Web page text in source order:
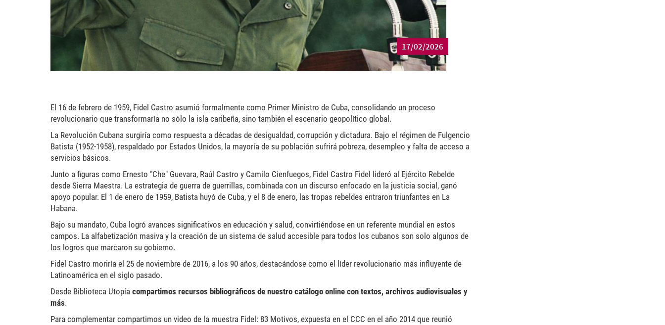
17/02/2026
El 16 de febrero de 1959, Fidel Castro asumió formalmente como Primer Ministro de Cuba, consolidando un proceso
revolucionario que transformaría no sólo la isla caribeña, sino también el escenario geopolítico global.
La Revolución Cubana surgiría como respuesta a décadas de desigualdad, corrupción y dictadura. Bajo el régimen de Fulgencio
Batista (1952-1958), respaldado por Estados Unidos, la mayoría de su población sufrirá pobreza, desempleo y falta de acceso a
servicios básicos.
Junto a figuras como Ernesto "Che" Guevara, Raúl Castro y Camilo Cienfuegos, Fidel Castro Fidel lideró al Ejército Rebelde
desde Sierra Maestra. La estrategia de guerra de guerrillas, combinada con un discurso enfocado en la justicia social, ganó
apoyo popular. El 1 de enero de 1959, Batista huyó de Cuba, y el 8 de enero, las tropas rebeldes entraron triunfantes en La
Habana.
Bajo su mandato, Cuba logró avances significativos en educación y salud, convirtiéndose en un referente mundial en estos
campos. La alfabetización masiva y la creación de un sistema de salud accesible para todos los cubanos son solo algunos de
los logros que marcaron su gobierno.
Fidel Castro moriría el 25 de noviembre de 2016, a los 90 años, destacándose como el líder revolucionario más influyente de
Latinoamérica en el siglo pasado.
Desde Biblioteca Utopía compartimos recursos bibliográficos de nuestro catálogo online con textos, archivos audiovisuales y
más.
Para complementar compartimos un video de la muestra Fidel: 83 Motivos, expuesta en el CCC en el año 2014 que reunió